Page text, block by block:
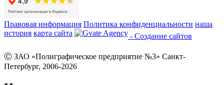
Правовая информация Политика конфиденциальности наша
история карта сайта - Создание сайтов
Ⓒ ЗАО «Полиграфическое предприятие №3» Санкт-
Петербург, 2006-2026